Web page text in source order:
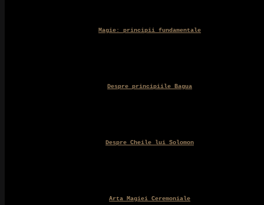
Magie: principii fundamentale
Despre principiile Bagua
Despre Cheile lui Solomon
Arta Magiei Ceremoniale